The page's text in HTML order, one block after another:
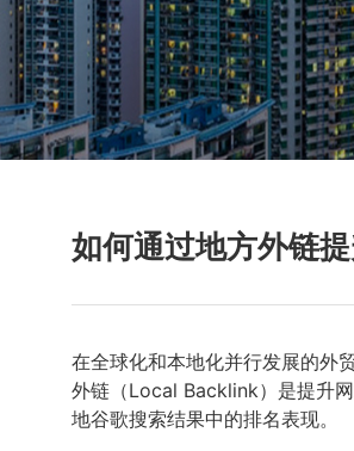
如何通过地方外链
在全球化和本地化并行发展的外
外链（Local Backlink）是提升
地谷歌搜索结果中的排名表现。